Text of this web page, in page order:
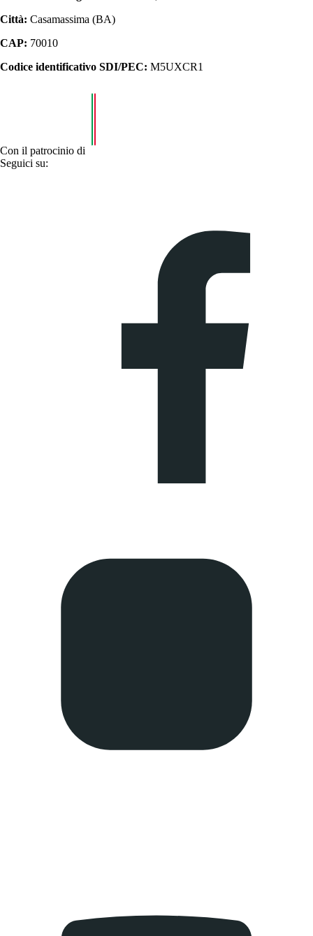
Città: Casamassima (BA)
CAP: 70010
Codice identificativo SDI/PEC: M5UXCR1
Con il patrocinio di
Seguici su: